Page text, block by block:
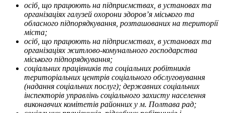
осіб, що працюють на підприємствах, в установах та
організаціях галузей охорони здоров’я міського та
обласного підпорядкування, розташованих на території
міста;
осіб, що працюють на підприємствах, в установах та
організаціях житлово-комунального господарства
міського підпорядкування;
соціальних працівників та соціальних робітників
територіальних центрів соціального обслуговування
(надання соціальних послуг); державних соціальних
інспекторів управлінь соціального захисту населення
виконавчих комітетів районних у м. Полтава рад;